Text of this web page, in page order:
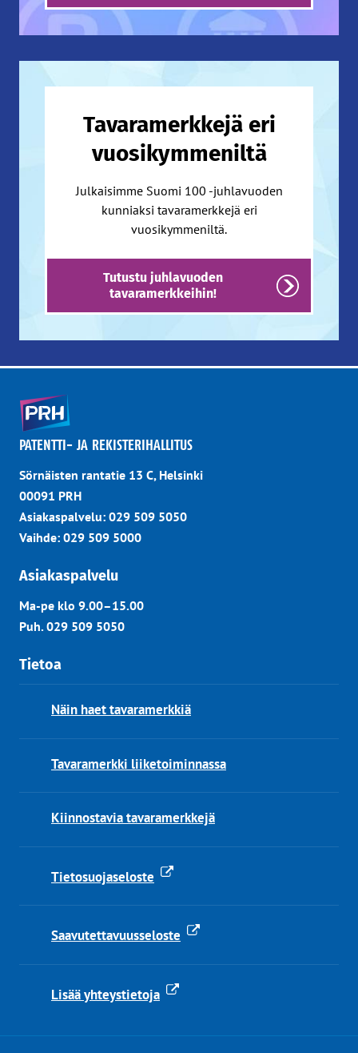
Tavaramerkkejä eri
vuosikymmeniltä
Julkaisimme Suomi 100 -juhlavuoden
kunniaksi tavaramerkkejä eri
vuosikymmeniltä.
Tutustu juhlavuoden
tavaramerkkeihin!
PATENTTI- JA REKISTERIHALLITUS
Sörnäisten rantatie 13 C, Helsinki
00091 PRH
Asiakaspalvelu: 029 509 5050
Vaihde: 029 509 5000
Asiakaspalvelu
Ma-pe klo 9.00–15.00
Puh. 029 509 5050
Tietoa
Näin haet tavaramerkkiä
Tavaramerkki liiketoiminnassa
Kiinnostavia tavaramerkkejä
Tietosuojaseloste
Saavutettavuusseloste
Lisää yhteystietoja